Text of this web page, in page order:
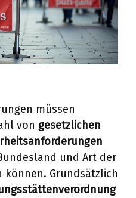
müssen
von gesetzlichen
und Art der
können. Grundsätzlich